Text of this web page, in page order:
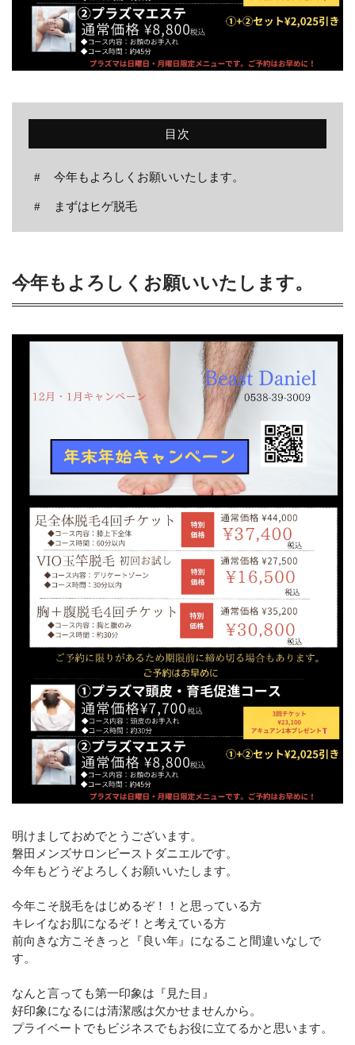
目次
今年もよろしくお願いいたします。
まずはヒゲ脱毛
今年もよろしくお願いいたします。
明けましておめでとうございます。
磐田メンズサロンビーストダニエルです。
今年もどうぞよろしくお願いいたします。
今年こそ脱毛をはじめるぞ！！と思っている方
キレイなお肌になるぞ！と考えている方
前向きな方こそきっと『良い年』になること間違いなしで
す。
なんと言っても第一印象は『見た目』
好印象になるには清潔感は欠かせませんから。
プライベートでもビジネスでもお役に立てるかと思います。